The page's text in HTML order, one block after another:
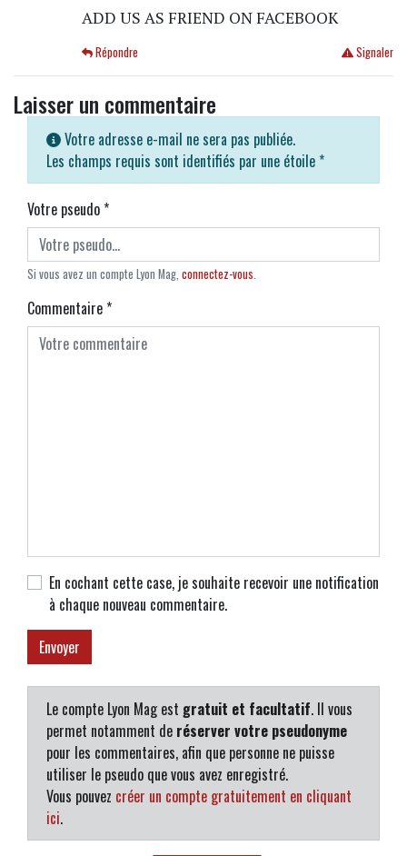
ADD US AS FRIEND ON FACEBOOK
Signaler
Répondre
Laisser un commentaire
Votre adresse e-mail ne sera pas publiée.
Les champs requis sont identifiés par une étoile *
Votre pseudo*
Si vous avez un compte Lyon Mag, connectez-vous
Commentaire*
En cochant cette case, je souhaite recevoir une notification
à chaque nouveau commentaire.
Le compte Lyon Mag est gratuit et facultatif. Il vous
permet notamment de réserver votre pseudonyme
pour les commentaires, afin que personne ne puisse
utiliser le pseudo que vous avez enregistré.
Vous pouvez créer un compte gratuitement en cliquant
ici.